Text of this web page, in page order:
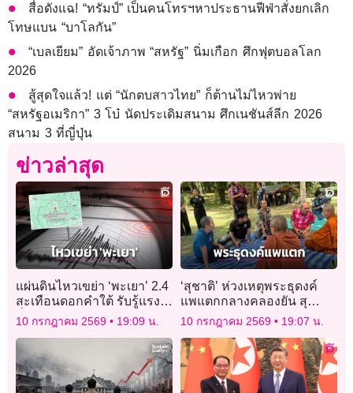
สื่อดังแฉ! “ทรัมป์” เป็นคนโทรฯหาประธานฟีฟ่าสั่งยกเลิก
โทษแบน “บาโลกัน”
“เบลเยียม” อัดเจ้าภาพ “สหรัฐ” นิ่มเกือก ศึกฟุตบอลโลก
2026
สู้สุดใจแล้ว! แต่ “นักตบสาวไทย” ก็ต้านไม่ไหวพ่าย
“สหรัฐอเมริกา” 3 โบ๋ นัดประเดิมสนาม ศึกเนชันส์ลีก 2026
สนาม 3 ที่ญี่ปุ่น
ข่าวล่าสุด
แผ่นดินไหวเขย่า ‘พะเยา’ 2.4
สะเทือนดอกคำใต้ รับรู้แรง
สั่นไหว ยังไร้ความเสียหาย
10 กรกฎาคม 2569 19:09 น.
‘สุชาติ’ ห่วงเหตุพระธุดงค์
แพแตกกลางคลองยัน สุ
ราษฎร์ฯช่วยได้แล้ว 11 รูป
ยังสูญหาย 1 รูป
10 กรกฎาคม 2569 19:07 น.